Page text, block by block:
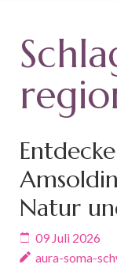
Natur
09 Juli 2026
aura-soma-